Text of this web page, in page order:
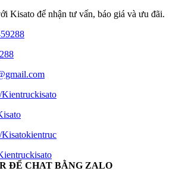
Kisato để nhận tư vấn, báo giá và ưu đãi.
Kisatokientruc
ĐỂ CHAT BẰNG ZALO